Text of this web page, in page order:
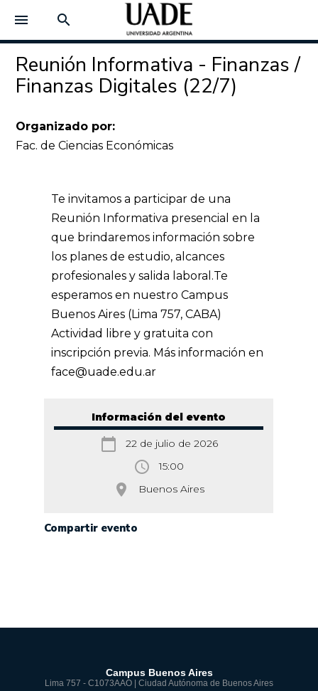
menu search
Reunión Informativa - Finanzas /
Finanzas Digitales (22/7)
Organizado por:
Fac. de Ciencias Económicas
Información del evento
calendar_today 22 de julio de 2026
access_time 15:00
room Buenos Aires
Compartir evento
Te invitamos a participar de una
Reunión Informativa presencial en la
que brindaremos información sobre
los planes de estudio, alcances
profesionales y salida laboral.Te
esperamos en nuestro Campus
Buenos Aires (Lima 757, CABA)
Actividad libre y gratuita con
inscripción previa. Más información en
face@uade.edu.ar
Campus Buenos Aires
Lima 757 - C1073AAO | Ciudad Autónoma de Buenos Aires